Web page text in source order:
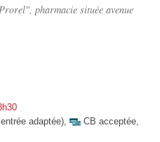
pharmacie située avenue
adaptée), CB acceptée,